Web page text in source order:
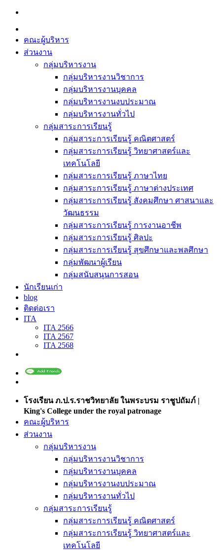
Skip
content
คณะผู้บริหาร
ส่วนงาน
กลุ่มบริหารงาน
กลุ่มบริหารงานวิชาการ
กลุ่มบริหารงานบุคคล
กลุ่มบริหารงานงบประมาณ
กลุ่มบริหารงานทั่วไป
กลุ่มสาระการเรียนรู้
กลุ่มสาระการเรียนรู้ คณิตศาสตร์
กลุ่มสาระการเรียนรู้ วิทยาศาสตร์และ
เทคโนโลยี
กลุ่มสาระการเรียนรู้ ภาษาไทย
กลุ่มสาระการเรียนรู้ ภาษาต่างประเทศ
กลุ่มสาระการเรียนรู้ สังคมศึกษา ศาสนาและ
วัฒนธรรม
กลุ่มสาระการเรียนรู้ การงานอาชีพ
กลุ่มสาระการเรียนรู้ ศิลปะ
กลุ่มสาระการเรียนรู้ สุขศึกษาและพลศึกษา
กลุ่มพัฒนาผู้เรียน
กลุ่มสนับสนุนการสอน
นักเรียนเก่า
blog
ติดต่อเรา
ITA
ITA 2566
ITA 2567
ITA 2568
โรงเรียน ภ.ป.ร.ราชวิทยาลัย ในพระบรม ราชูปถัมภ์ |
King's College under the royal patronage
คณะผู้บริหาร
ส่วนงาน
กลุ่มบริหารงาน
กลุ่มบริหารงานวิชาการ
กลุ่มบริหารงานบุคคล
กลุ่มบริหารงานงบประมาณ
กลุ่มบริหารงานทั่วไป
กลุ่มสาระการเรียนรู้
กลุ่มสาระการเรียนรู้ คณิตศาสตร์
กลุ่มสาระการเรียนรู้ วิทยาศาสตร์และ
เทคโนโลยี